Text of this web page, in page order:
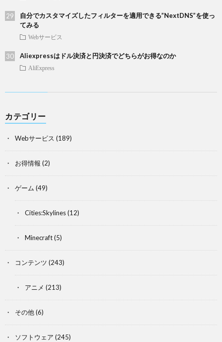
自分でカスタマイズしたフィルターを適用できる”NextDNS”を使っ
てみる
Webサービス
Aliexpressはドル決済と円決済でどちらがお得なのか
AliExpress
カテゴリー
Webサービス (189)
お得情報 (2)
ゲーム (49)
Cities:Skylines(12)
Minecraft(5)
コンテンツ (243)
アニメ (213)
その他(6)
ソフトウェア (245)